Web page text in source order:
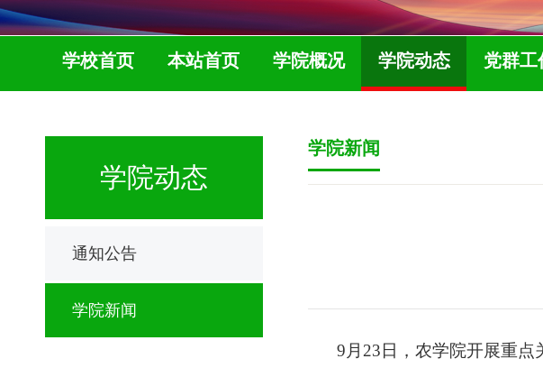
学校首页 本站首页 学院概况 学院动态 党群工
学院动态
通知公告
学院新闻
学院新闻
9月23日，农学院开展重